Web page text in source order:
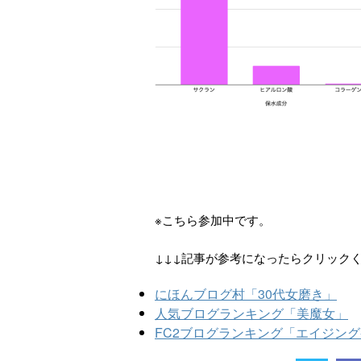
※こちら参加中です。
↓↓↓記事が参考になったらクリック
にほんブログ村「30代女磨き」
人気ブログランキング「美魔女」
FC2ブログランキング「エイジング